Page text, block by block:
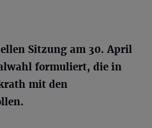
Sitzung am 30. April
formuliert, die in
mit den